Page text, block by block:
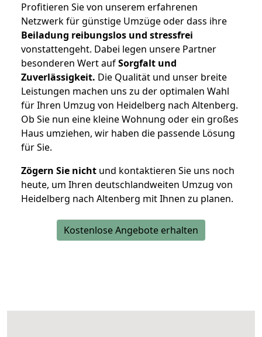
Profitieren Sie von unserem erfahrenen
Netzwerk für günstige Umzüge oder dass ihre
Beiladung reibungslos und stressfrei
vonstattengeht. Dabei legen unsere Partner
besonderen Wert aufSorgfalt und
Zuverlässigkeit. Die Qualität und unser breite
Leistungen machen uns zu der optimalen Wahl
für Ihren Umzug von Heidelberg nach Altenberg.
Ob Sie nun eine kleine Wohnung oder ein großes
Haus umziehen, wir haben die passende Lösung
für Sie.
Zögern Sie nicht und kontaktieren Sie uns noch
heute, um Ihren deutschlandweiten Umzug von
Heidelberg nach Altenberg mit Ihnen zu planen.
Kostenlose Angebote erhalten